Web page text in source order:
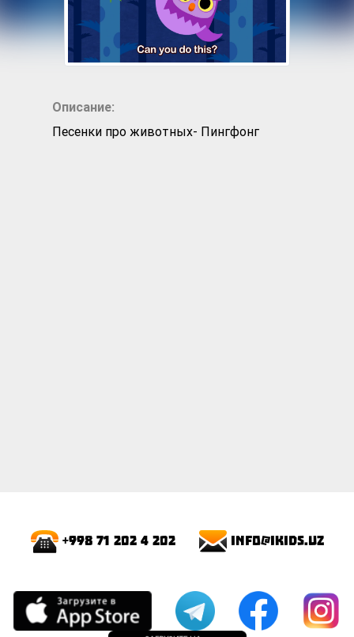
Описание:
Песенки про животных- Пингфонг
+998 71 202 4 202 info@ikids.uz